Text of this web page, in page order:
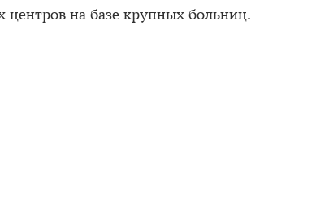
центров на базе крупных больниц.